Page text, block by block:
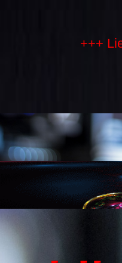
+++ Liebe